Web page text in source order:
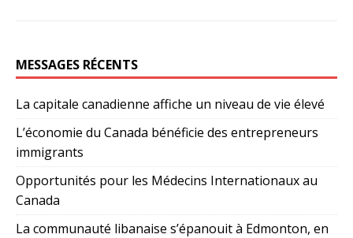
MESSAGES RÉCENTS
La capitale canadienne affiche un niveau de vie élevé
L’économie du Canada bénéficie des entrepreneurs
immigrants
Opportunités pour les Médecins Internationaux au
Canada
La communauté libanaise s’épanouit à Edmonton, en